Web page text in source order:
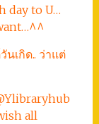
day to U…
เกิด.. ว่าแต่
all